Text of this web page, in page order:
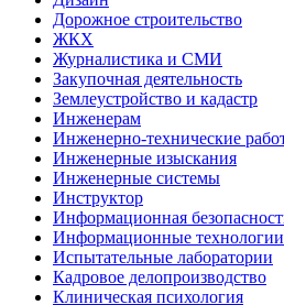
Дорожное строительство
ЖКХ
Журналистика и СМИ
Закупочная деятельность
Землеустройство и кадастр
Инженерам
Инженерно-технические
Инженерные изыскания
Инженерные системы
Инструктор
Информационная
Информационные технологии
Испытательные лаборатории
Кадровое делопроизводство
Клиническая психология